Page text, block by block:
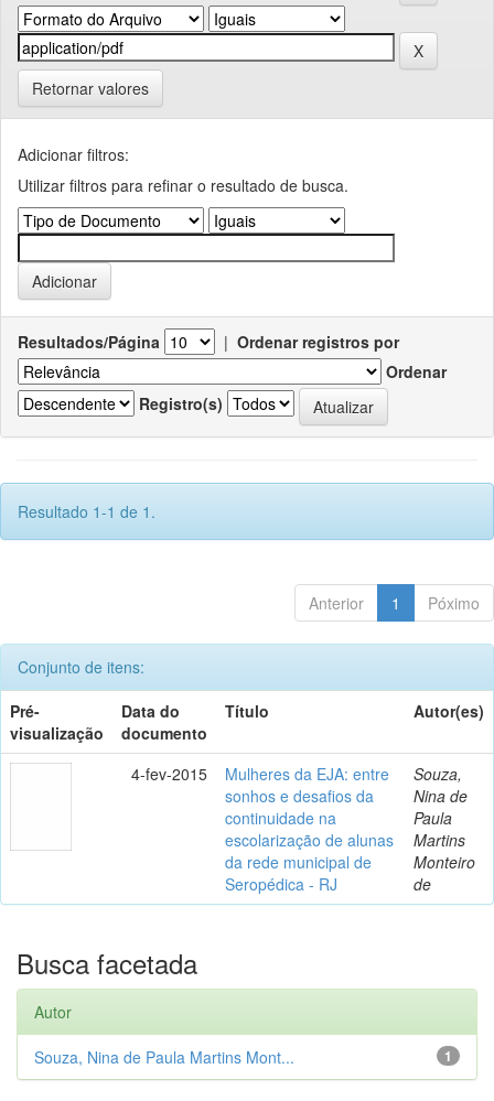
Retornar valores
Adicionar filtros:
Utilizar filtros para refinar o resultado de busca.
Resultados/Página | Ordenar registros por
Ordenar
Registro(s)
Resultado 1-1 de 1.
Anterior 1 Póximo
Conjunto de itens:
Pré-
visualização
Data do
documento
Título Autor(es)
4-fev-2015
Mulheres da EJA: entre
sonhos e desafios da
continuidade na
escolarização de alunas
da rede municipal de
Seropédica - RJ
Souza,
Nina de
Paula
Martins
Monteiro
de
Busca facetada
Autor
1
Souza, Nina de Paula Martins Mont...